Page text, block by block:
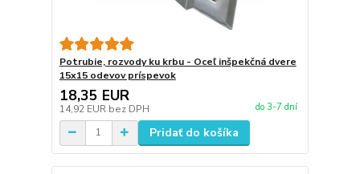
Potrubie, rozvody ku krbu - Oceľ inšpekčná dvere
15x15 odevov príspevok
18,35 EUR
14,92 EUR bez DPH do 3-7 dní
Pridať do košíka